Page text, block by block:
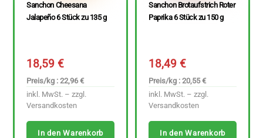
Sanchon Cheesana
Jalapeño 6 Stück zu 135 g
18,59€
Preis/kg : 22,96 €
inkl. MwSt. – zzgl.
Versandkosten
In den Warenkorb
Sanchon Brotaufstrich Roter
Paprika 6 Stück zu 150 g
18,49€
Preis/kg : 20,55 €
inkl. MwSt. – zzgl.
Versandkosten
In den Warenkorb